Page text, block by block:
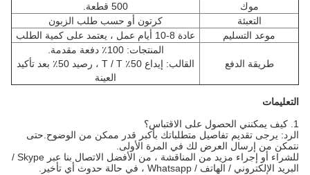
موك
500 قطعة.
التعبئة
كرتون أو حسب طلب الزبون
موعد التسليم
عادة 8-10 أيام عمل ، يعتمد على كمية الطلب
طريقة الدفع
المنتجات: 100٪ دفعة مقدمة.
القالب: إيداع 50٪ T / T ، رصيد 50٪ بعد تأكيد
العينة
التعليمات
الرد: يرجى تقديم تفاصيل متطلباتك بأكبر قدر ممكن من الوضوح.حتى
نتمكن من إرسال العرض لك في المرة الأولى.
للشراء أو إجراء مزيد من المناقشة ، من الأفضل الاتصال بنا عبر Skype /
البريد الإلكتروني / الهاتف / Whatsapp ، في حالة حدوث أي تأخير.